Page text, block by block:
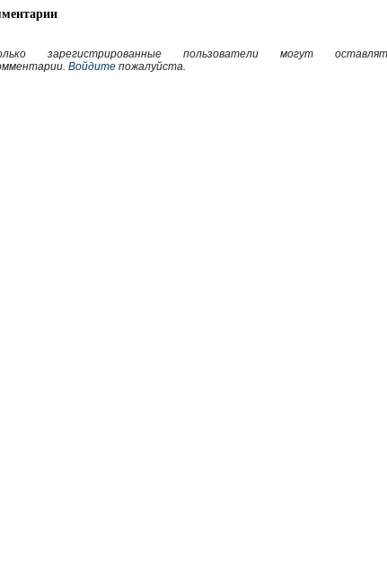
зарегистрированные пользователи могут
Войдитепожалуйста.